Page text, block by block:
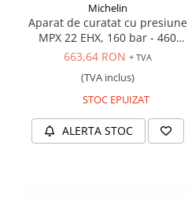
Michelin
Aparat de curatat cu presiune
MPX 22 EHX, 160 bar - 460
litri/ora, 220V
663,64 RON + TVA
(TVA inclus)
STOC EPUIZAT
ALERTA STOC